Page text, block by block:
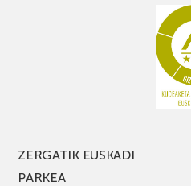
ZERGATIK EUSKADI
PARKEA